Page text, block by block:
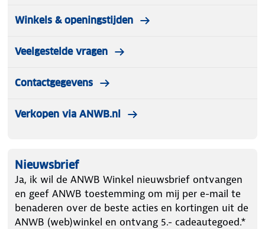
Winkels & openingstijden
Veelgestelde vragen
Contactgegevens
Verkopen via ANWB.nl
Nieuwsbrief
Ja, ik wil de ANWB Winkel nieuwsbrief ontvangen
en geef ANWB toestemming om mij per e-mail te
benaderen over de beste acties en kortingen uit de
ANWB (web)winkel en ontvang 5.- cadeautegoed.*